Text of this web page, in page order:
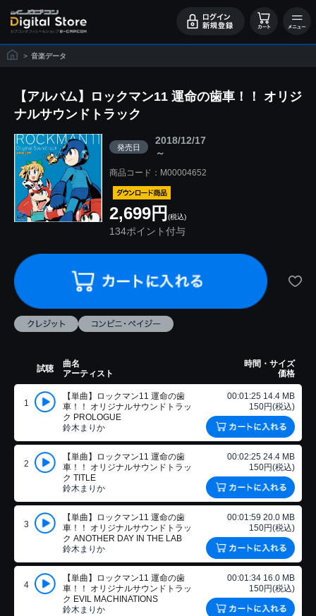
> 音楽データ
【アルバム】ロックマン11 運命の歯車！！ オリジ
ナルサウンドトラック
発売日
2018/12/17
～
商品コード：M00004652
2,699円 (税込)
134ポイント付与
試聴
曲名
アーティスト
時間・サイズ
価格
1
【単曲】ロックマン11 運命の歯
車！！ オリジナルサウンドトラッ
ク PROLOGUE
鈴木まりか
00:01:25 14.4 MB
150円(税込)
2
【単曲】ロックマン11 運命の歯
車！！ オリジナルサウンドトラッ
ク TITLE
鈴木まりか
00:02:25 24.4 MB
150円(税込)
3
【単曲】ロックマン11 運命の歯
車！！ オリジナルサウンドトラッ
ク ANOTHER DAY IN THE LAB
鈴木まりか
00:01:59 20.0 MB
150円(税込)
4
【単曲】ロックマン11 運命の歯
車！！ オリジナルサウンドトラッ
ク EVIL MACHINATIONS
鈴木まりか
00:01:34 16.0 MB
150円(税込)